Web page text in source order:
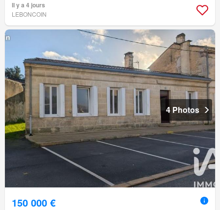
Il y a 4 jours
LEBONCOIN
4 Photos
150 000 €